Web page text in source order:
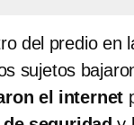
del predio en
sujetos
el internet